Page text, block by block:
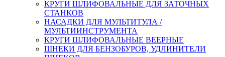
КРУГИ ШЛИФОВАЛЬНЫЕ ДЛЯ ЗАТОЧНЫХ
СТАНКОВ
НАСАДКИ ДЛЯ МУЛЬТИТУЛА /
МУЛЬТИИНСТРУМЕНТА
КРУГИ ШЛИФОВАЛЬНЫЕ ВЕЕРНЫЕ
ШНЕКИ ДЛЯ БЕНЗОБУРОВ, УДЛИНИТЕЛИ